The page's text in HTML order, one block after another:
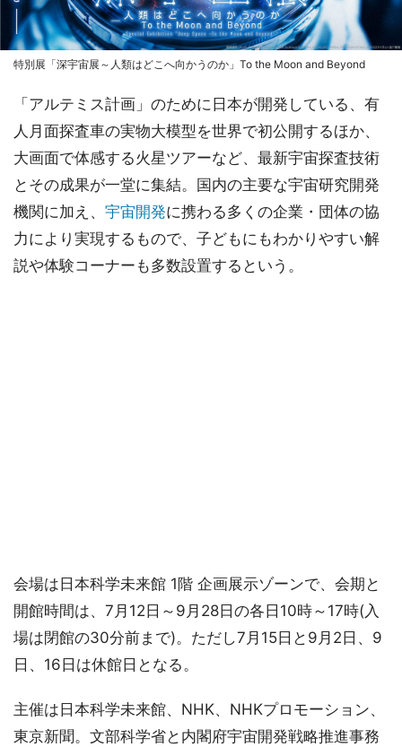
特別展「深宇宙展～人類はどこへ向かうのか」To the Moon and Beyond
「アルテミス計画」のために日本が開発している、有
人月面探査車の実物大模型を世界で初公開するほか、
大画面で体感する火星ツアーなど、最新宇宙探査技術
とその成果が一堂に集結。国内の主要な宇宙研究開発
機関に加え、 宇宙開発に携わる多くの企業・団体の協
力により実現するもので、子どもにもわかりやすい解
説や体験コーナーも多数設置するという。
会場は日本科学未来館 1階 企画展示ゾーンで、会期と
開館時間は、7月12日～9月28日の各日10時～17時(入
場は閉館の30分前まで)。ただし7月15日と9月2日、9
日、16日は休館日となる。
主催は日本科学未来館、NHK、NHKプロモーション、
東京新聞。文部科学省と内閣府宇宙開発戦略推進事務